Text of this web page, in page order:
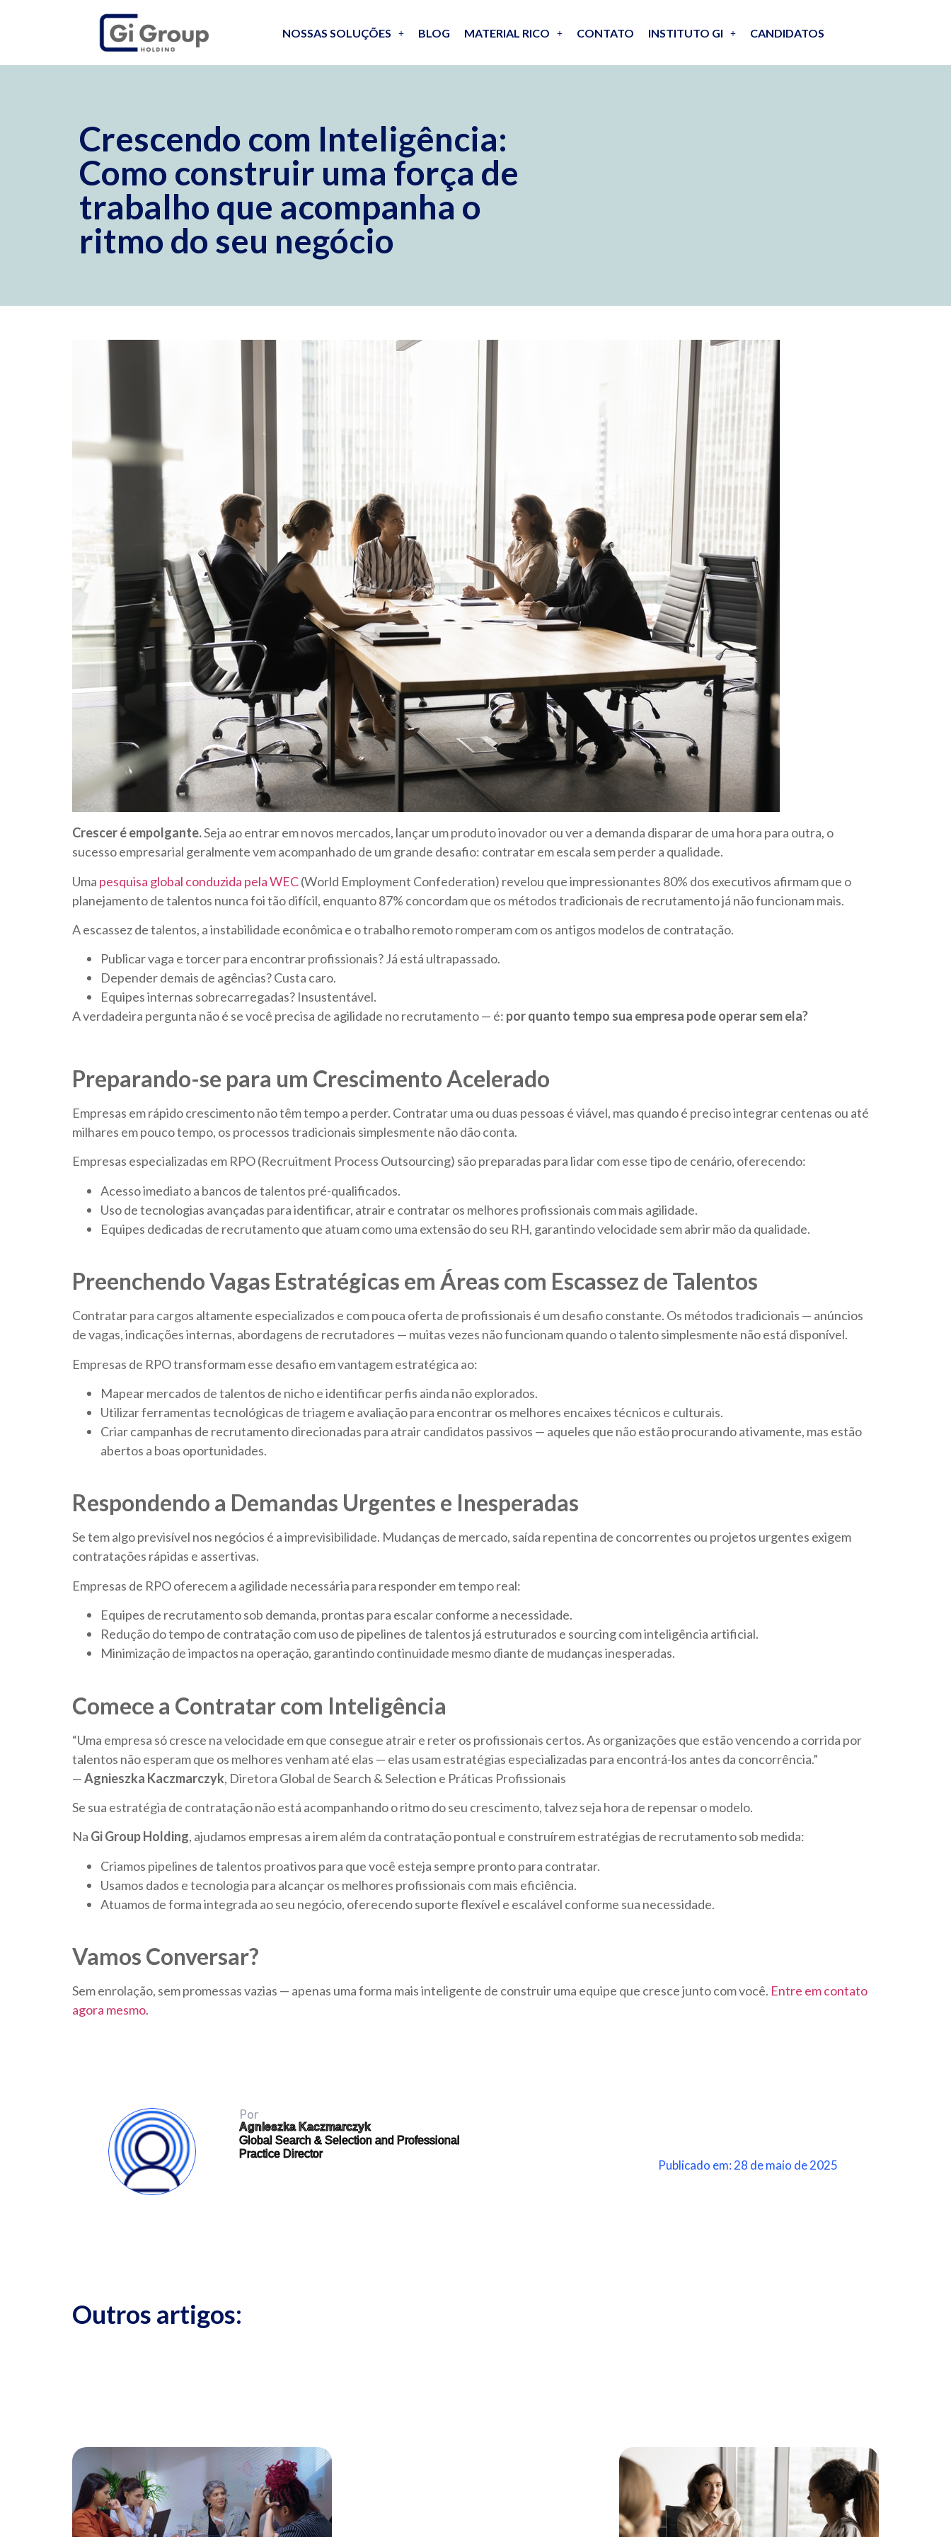
NOSSAS SOLUÇÕES BLOG MATERIAL RICO CONTATO INSTITUTO GI CANDIDATOS
Crescendo com Inteligência:
Como construir uma força de
trabalho que acompanha o
ritmo do seu negócio
Crescer é empolgante.Seja ao entrar em novos mercados, lançar um produto inovador ou ver a demanda disparar de uma hora para outra, o
sucesso empresarial geralmente vem acompanhado de um grande desafio: contratar em escala sem perder a qualidade.
Uma pesquisa global conduzida pela WEC(World Employment Confederation) revelou que impressionantes 80% dos executivos afirmam que o
planejamento de talentos nunca foi tão difícil, enquanto 87% concordam que os métodos tradicionais de recrutamento já não funcionam mais.
A escassez de talentos, a instabilidade econômica e o trabalho remoto romperam com os antigos modelos de contratação.
Publicar vaga e torcer para encontrar profissionais? Já está ultrapassado.
Depender demais de agências? Custa caro.
Equipes internas sobrecarregadas? Insustentável.
A verdadeira pergunta não é se você precisa de agilidade no recrutamento — é: por quanto tempo sua empresa pode operar sem ela?
Preparando-se para um Crescimento Acelerado
Empresas em rápido crescimento não têm tempo a perder. Contratar uma ou duas pessoas é viável, mas quando é preciso integrar centenas ou até
milhares em pouco tempo, os processos tradicionais simplesmente não dão conta.
Empresas especializadas em RPO (Recruitment Process Outsourcing) são preparadas para lidar com esse tipo de cenário, oferecendo:
Acesso imediato a bancos de talentos pré-qualificados.
Uso de tecnologias avançadas para identificar, atrair e contratar os melhores profissionais com mais agilidade.
Equipes dedicadas de recrutamento que atuam como uma extensão do seu RH, garantindo velocidade sem abrir mão da qualidade.
Preenchendo Vagas Estratégicas em Áreas com Escassez de Talentos
Contratar para cargos altamente especializados e com pouca oferta de profissionais é um desafio constante. Os métodos tradicionais — anúncios
de vagas, indicações internas, abordagens de recrutadores — muitas vezes não funcionam quando o talento simplesmente não está disponível.
Empresas de RPO transformam esse desafio em vantagem estratégica ao:
Mapear mercados de talentos de nicho e identificar perfis ainda não explorados.
Utilizar ferramentas tecnológicas de triagem e avaliação para encontrar os melhores encaixes técnicos e culturais.
Criar campanhas de recrutamento direcionadas para atrair candidatos passivos — aqueles que não estão procurando ativamente, mas estão
abertos a boas oportunidades.
Respondendo a Demandas Urgentes e Inesperadas
Se tem algo previsível nos negócios é a imprevisibilidade. Mudanças de mercado, saída repentina de concorrentes ou projetos urgentes exigem
contratações rápidas e assertivas.
Empresas de RPO oferecem a agilidade necessária para responder em tempo real:
Equipes de recrutamento sob demanda, prontas para escalar conforme a necessidade.
Redução do tempo de contratação com uso de pipelines de talentos já estruturados e sourcing com inteligência artificial.
Minimização de impactos na operação, garantindo continuidade mesmo diante de mudanças inesperadas.
Comece a Contratar com Inteligência
“Uma empresa só cresce na velocidade em que consegue atrair e reter os profissionais certos. As organizações que estão vencendo a corrida por
talentos não esperam que os melhores venham até elas — elas usam estratégias especializadas para encontrá-los antes da concorrência.”
—Agnieszka Kaczmarczyk, Diretora Global de Search & Selection e Práticas Profissionais
Se sua estratégia de contratação não está acompanhando o ritmo do seu crescimento, talvez seja hora de repensar o modelo.
Na Gi Group Holding, ajudamos empresas a irem além da contratação pontual e construírem estratégias de recrutamento sob medida:
Criamos pipelines de talentos proativos para que você esteja sempre pronto para contratar.
Usamos dados e tecnologia para alcançar os melhores profissionais com mais eficiência.
Atuamos de forma integrada ao seu negócio, oferecendo suporte flexível e escalável conforme sua necessidade.
Vamos Conversar?
Sem enrolação, sem promessas vazias — apenas uma forma mais inteligente de construir uma equipe que cresce junto com você. Entre em contato
agora mesmo.
Por
Agnieszka Kaczmarczyk
Global Search &Selection and Professional
Practice Director
Publicado em: 28 de maio de 2025
Outros artigos: